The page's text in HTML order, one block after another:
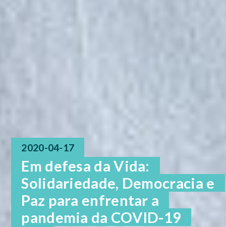
2020-04-17
Em defesa da Vida:
Solidariedade, Democracia e
Paz para enfrentar a
pandemia da COVID-19